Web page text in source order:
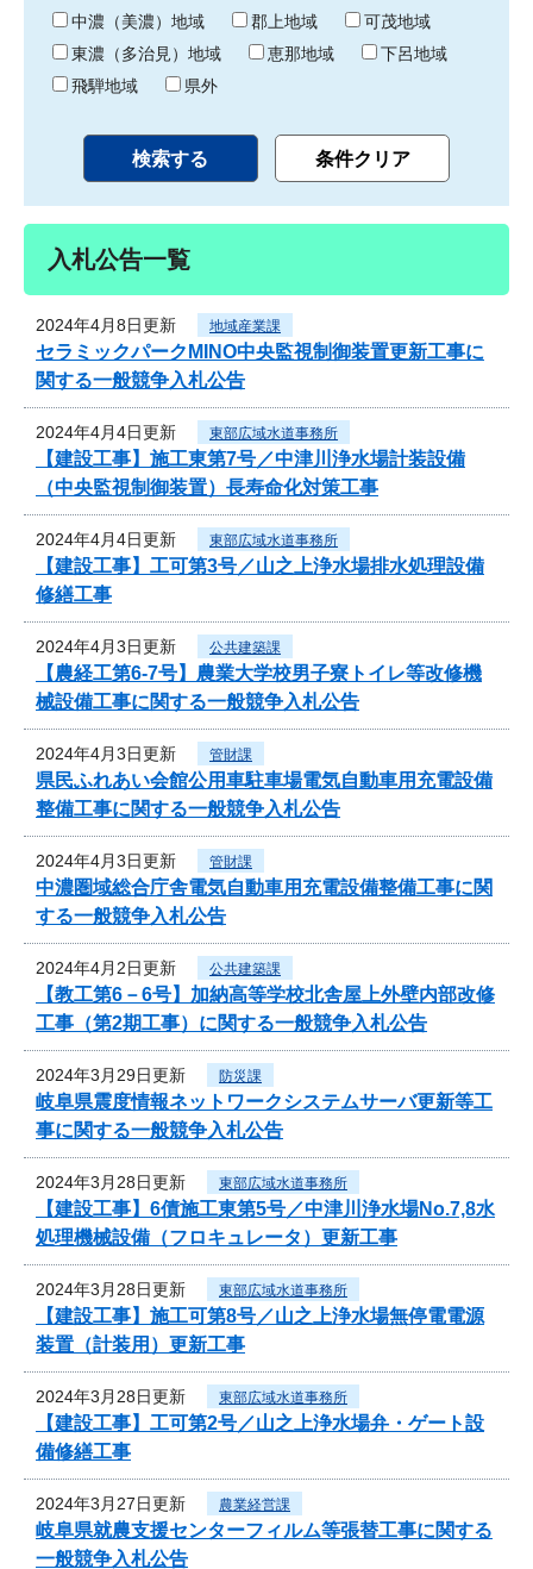
中濃（美濃）地域
郡上地域
可茂地域
東濃（多治見）地域
恵那地域
下呂地域
飛騨地域
県外
入札公告一覧
2024年4月8日更新 地域産業課
セラミックパークMINO中央監視制御装置更新工事に
関する一般競争入札公告
2024年4月4日更新 東部広域水道事務所
【建設工事】施工東第7号／中津川浄水場計装設備
（中央監視制御装置）長寿命化対策工事
2024年4月4日更新 東部広域水道事務所
【建設工事】工可第3号／山之上浄水場排水処理設備
修繕工事
2024年4月3日更新 公共建築課
【農経工第6-7号】農業大学校男子寮トイレ等改修機
械設備工事に関する一般競争入札公告
2024年4月3日更新 管財課
県民ふれあい会館公用車駐車場電気自動車用充電設備
整備工事に関する一般競争入札公告
2024年4月3日更新 管財課
中濃圏域総合庁舎電気自動車用充電設備整備工事に関
する一般競争入札公告
2024年4月2日更新 公共建築課
【教工第6－6号】加納高等学校北舎屋上外壁内部改修
工事（第2期工事）に関する一般競争入札公告
2024年3月29日更新 防災課
岐阜県震度情報ネットワークシステムサーバ更新等工
事に関する一般競争入札公告
2024年3月28日更新 東部広域水道事務所
【建設工事】6債施工東第5号／中津川浄水場No.7,8水
処理機械設備（フロキュレータ）更新工事
2024年3月28日更新 東部広域水道事務所
【建設工事】施工可第8号／山之上浄水場無停電電源
装置（計装用）更新工事
2024年3月28日更新 東部広域水道事務所
【建設工事】工可第2号／山之上浄水場弁・ゲート設
備修繕工事
2024年3月27日更新 農業経営課
岐阜県就農支援センターフィルム等張替工事に関する
一般競争入札公告